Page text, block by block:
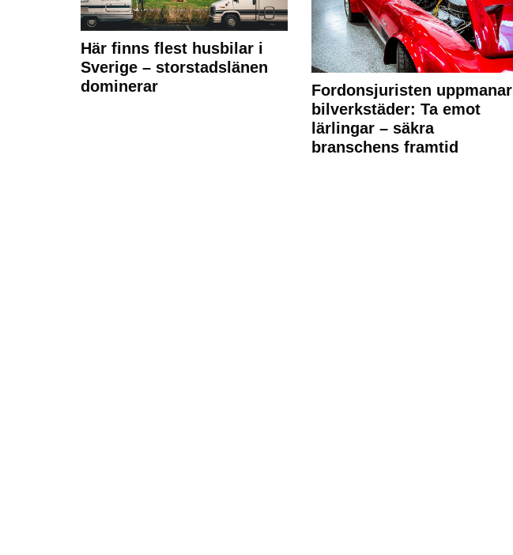
Här finns flest husbilar i
Sverige – storstadslänen
dominerar
Fordonsjuristen uppmanar
bilverkstäder: Ta emot
lärlingar – säkra
branschens framtid